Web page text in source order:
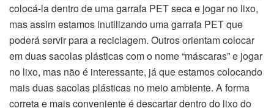
colocá-la dentro de uma garrafa PET seca e jogar no lixo,
mas assim estamos inutilizando uma garrafa PET que
poderá servir para a reciclagem. Outros orientam colocar
em duas sacolas plásticas com o nome “máscaras” e jogar
no lixo, mas não é interessante, já que estamos colocando
mais duas sacolas plásticas no meio ambiente. A forma
correta e mais conveniente é descartar dentro do lixo do